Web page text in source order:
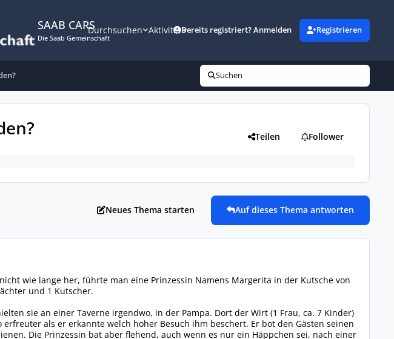
SAAB CARS
Die Saab Gemeinschaft
Durchsuchen AktivitätBereits registriert? Anmelden Registrieren
Suchen
Teilen Follower
Neues Thema starten Auf dieses Thema antworten
wie lange her, führte man eine Prinzessin Namens Margerita in der Kutsche von
und 1 Kutscher.
sie an einer Taverne irgendwo, in der Pampa. Dort der Wirt (1 Frau, ca. 7 Kinder)
als er erkannte welch hoher Besuch ihm beschert. Er bot den Gästen seinen
Die Prinzessin bat aber flehend, auch wenn es nur ein Häppchen sei, nach einer